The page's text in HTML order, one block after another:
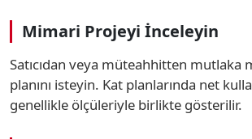
Mimari Projeyi İnceleyin
Satıcıdan veya müteahhitten mutlaka
planını isteyin. Kat planlarında net
genellikle ölçüleriyle birlikte gösterilir.